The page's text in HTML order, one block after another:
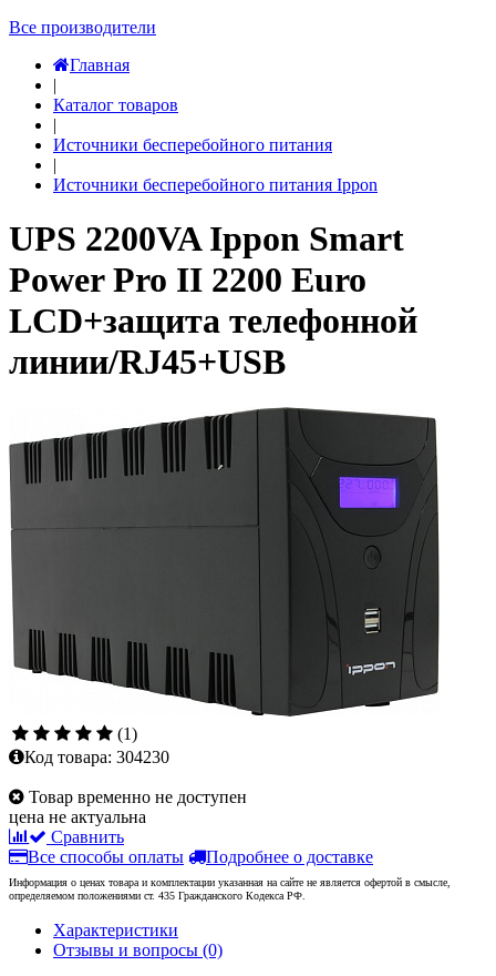
Все производители
Главная
|
Каталог товаров
|
Источники бесперебойного питания
|
Источники бесперебойного питания Ippon
UPS 2200VA Ippon Smart
Power Pro II 2200 Euro
LCD+защита телефонной
линии/RJ45+USB
(1)
Код товара: 304230
Товар временно не доступен
цена не актуальна
Сравнить
Все способы оплаты
Подробнее о доставке
Информация о ценах товара и комплектации указанная на сайте не является офертой в смысле,
определяемом положениями ст. 435 Гражданского Кодекса РФ.
Характеристики
Отзывы и вопросы (0)